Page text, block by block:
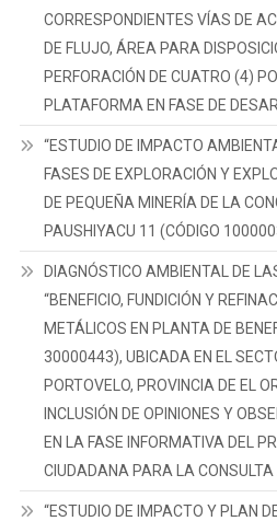
CORRESPONDIENTES VÍAS DE
DE FLUJO, ÁREA PARA
PERFORACIÓN DE CUATRO (4)
PLATAFORMA EN FASE DE
“ESTUDIO DE IMPACTO
FASES DE EXPLORACIÓN Y
DE PEQUEÑA MINERÍA DE LA
PAUSHIYACU 11 (CÓDIGO
DIAGNÓSTICO AMBIENTAL DE
“BENEFICIO, FUNDICIÓN Y
METÁLICOS EN PLANTA DE
30000443), UBICADA EN EL
PORTOVELO, PROVINCIA DE EL
INCLUSIÓN DE OPINIONES Y
EN LA FASE INFORMATIVA DEL
CIUDADANA PARA LA CONSULTA
“ESTUDIO DE IMPACTO Y PLAN